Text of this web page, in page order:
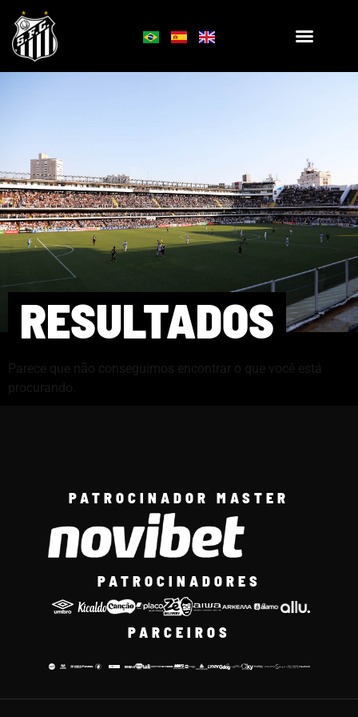
RESULTADOS
Parece que não conseguimos encontrar o que você está
procurando.
PATROCINADOR MASTER
PATROCINADORES
PARCEIROS